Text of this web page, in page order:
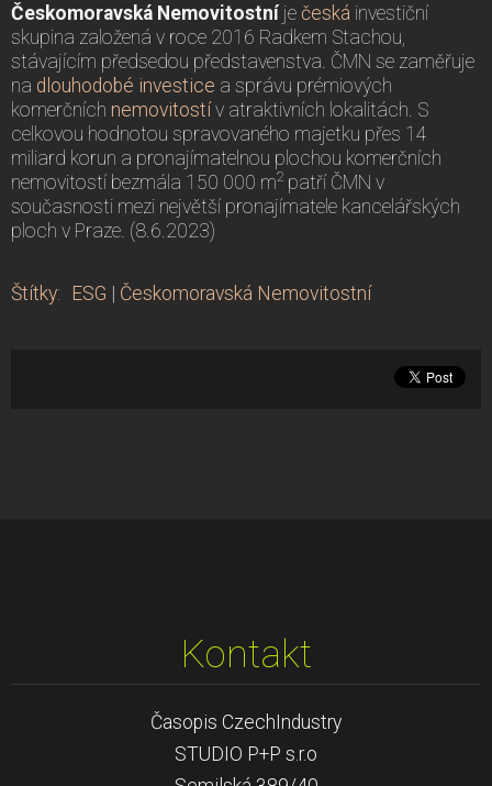
Českomoravská Nemovitostní je česká investiční
skupina založená v roce 2016 Radkem Stachou,
stávajícím předsedou představenstva. ČMN se zaměřuje
na dlouhodobé investice a správu prémiových
komerčních nemovitostív atraktivních lokalitách. S
celkovou hodnotou spravovaného majetku přes 14
miliard korun a pronajímatelnou plochou komerčních
nemovitostí bezmála 150 000 m2 patří ČMN v
současnosti mezi největší pronajímatele kancelářských
ploch v Praze. (8.6.2023)
Štítky: ESG | Českomoravská Nemovitostní
Kontakt
Časopis CzechIndustry
STUDIO P+P s.r.o